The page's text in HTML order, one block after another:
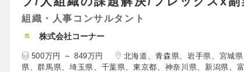
組織・人事コンサルタント
株式会社コーナー
500万円 ～ 849万円
北海道、青森県、岩手県、宮城
県、群馬県、埼玉県、千葉県、東京都、神奈川県、新潟県、